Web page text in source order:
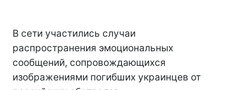
В сети участились случаи
распространения эмоциональных
сообщений, сопровождающихся
изображениями погибших украинцев от